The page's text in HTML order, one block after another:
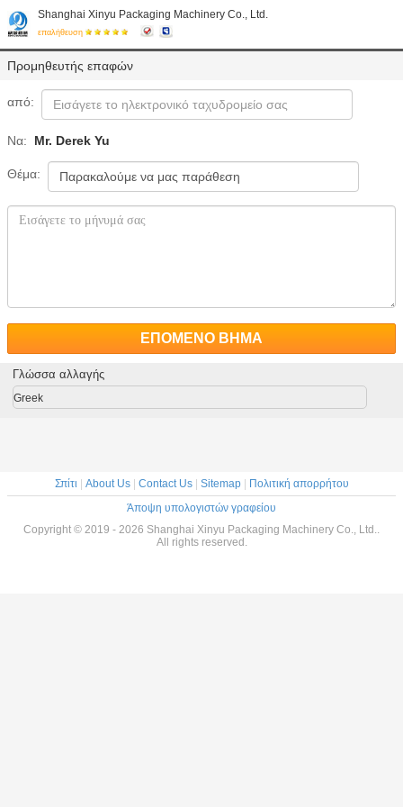
Shanghai Xinyu Packaging Machinery Co., Ltd.
επαλήθευση
Προμηθευτής επαφών
από:
Να: Mr. Derek Yu
Θέμα:
ΕΠΟΜΕΝΟ ΒΗΜΑ
Γλώσσα αλλαγής
Greek
Σπίτι About Us| Contact Us| Sitemap|
Πολιτική απορρήτου
Άποψη υπολογιστών γραφείου
Copyright © 2019 - 2026 Shanghai Xinyu Packaging Machinery Co., Ltd..
All rights reserved.